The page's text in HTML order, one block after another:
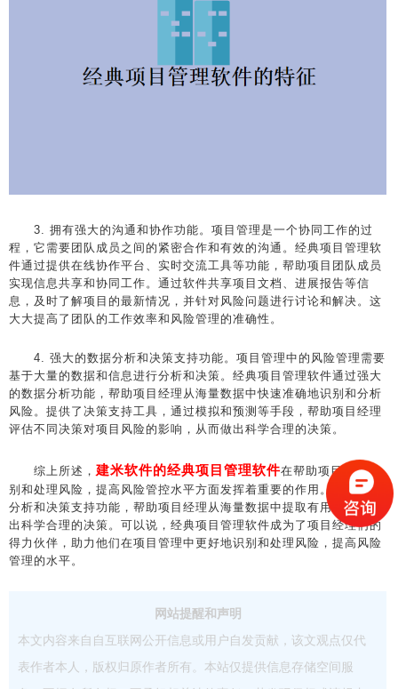
3. 拥有强大的沟通和协作功能。项目管理是一个协同工作的过
程，它需要团队成员之间的紧密合作和有效的沟通。经典项目管理软
件通过提供在线协作平台、实时交流工具等功能，帮助项目团队成员
实现信息共享和协同工作。通过软件共享项目文档、进展报告等信
息，及时了解项目的最新情况，并针对风险问题进行讨论和解决。这
大大提高了团队的工作效率和风险管理的准确性。
4. 强大的数据分析和决策支持功能。项目管理中的风险管理需要
基于大量的数据和信息进行分析和决策。经典项目管理软件通过强大
的数据分析功能，帮助项目经理从海量数据中快速准确地识别和分析
风险。提供了决策支持工具，通过模拟和预测等手段，帮助项目经理
评估不同决策对项目风险的影响，从而做出科学合理的决策。
综上所述， 建米软件的经典项目管理软件在帮助项目经理识
别和处理风险，提高风险管控水平方面发挥着重要的作用。通过数据
分析和决策支持功能，帮助项目经理从海量数据中提取有用信息，做
出科学合理的决策。可以说，经典项目管理软件成为了项目经理们的
得力伙伴，助力他们在项目管理中更好地识别和处理风险，提高风险
管理的水平。
网站提醒和声明
本文内容来自自互联网公开信息或用户自发贡献，该文观点仅代
表作者本人，版权归原作者所有。本站仅提供信息存储空间服